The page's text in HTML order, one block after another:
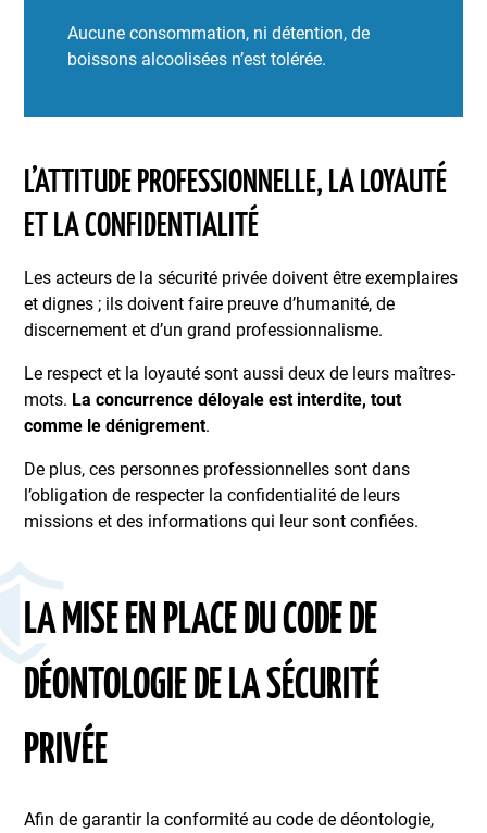
Aucune consommation, ni détention, de
boissons alcoolisées n’est tolérée.
L’ATTITUDE PROFESSIONNELLE, LA LOYAUTÉ
ET LA CONFIDENTIALITÉ
Les acteurs de la sécurité privée doivent être exemplaires
et dignes ; ils doivent faire preuve d’humanité, de
discernement et d’un grand professionnalisme.
Le respect et la loyauté sont aussi deux de leurs maîtres-
mots. La concurrence déloyale est interdite, tout
comme le dénigrement.
De plus, ces personnes professionnelles sont dans
l’obligation de respecter la confidentialité de leurs
missions et des informations qui leur sont confiées.
LA MISE EN PLACE DU CODE DE
DÉONTOLOGIE DE LA SÉCURITÉ
PRIVÉE
Afin de garantir la conformité au code de déontologie,